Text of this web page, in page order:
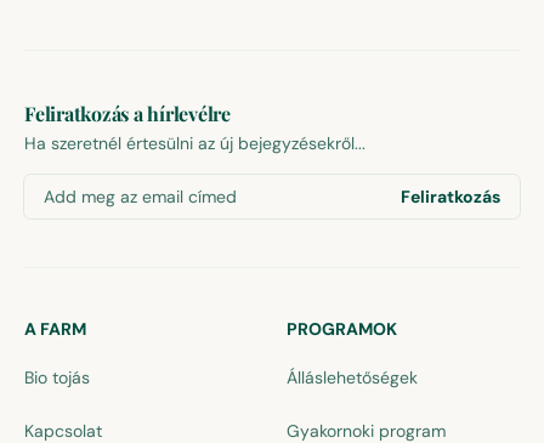
Feliratkozás a hírlevélre
Ha szeretnél értesülni az új bejegyzésekről...
Add meg az email címed Feliratkozás
A FARM
Bio tojás
Kapcsolat
PROGRAMOK
Álláslehetőségek
Gyakornoki program